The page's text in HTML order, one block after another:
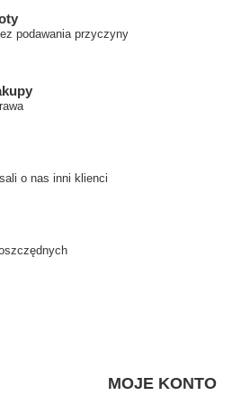
podawania przyczyny
o nas inni klienci
MOJE KONTO